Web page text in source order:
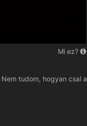
Mi ez?
tudom, hogyan csal